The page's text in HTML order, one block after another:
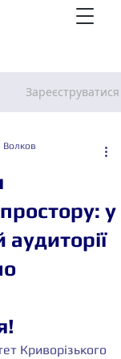
Зареєструватися
у
Волков
Криворізького